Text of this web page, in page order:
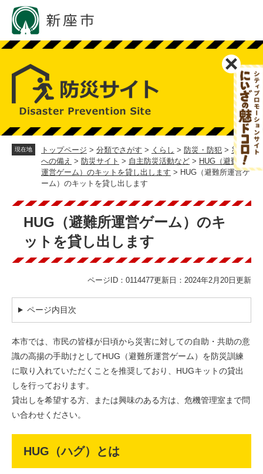
の
ー
文
現在地 トップページ > 分類でさがす > くらし > 防災・防犯 > 災害
への備え > 防災サイト > 自主防災活動など > HUG（避難所
運営ゲーム）のキットを貸し出します > HUG（避難所運営ゲ
ーム）のキットを貸し出します
本
HUG（避難所運営ゲーム）のキ
ットを貸し出します
ページID：0114477更新日：2024年2月20日更新
ページ内目次
本市では、市民の皆様が日頃から災害に対しての自助・共助の意
識の高揚の手助けとしてHUG（避難所運営ゲーム）を防災訓練
に取り入れていただくことを推奨しており、HUGキットの貸出
しを行っております。
貸出しを希望する方、または興味のある方は、危機管理室まで問
い合わせください。
HUG（ハグ）とは